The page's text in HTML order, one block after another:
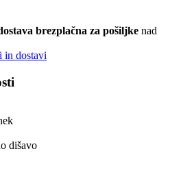
brezplačna za pošiljke nad
in dostavi
dišavo